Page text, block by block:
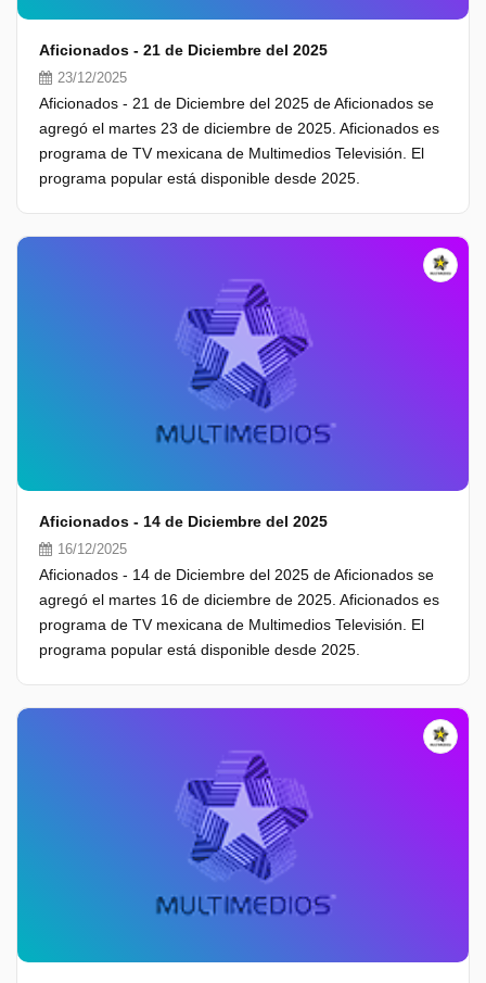
Aficionados - 21 de Diciembre del 2025
23/12/2025
Aficionados - 21 de Diciembre del 2025 de Aficionados se
agregó el martes 23 de diciembre de 2025. Aficionados es
programa de TV mexicana de Multimedios Televisión. El
programa popular está disponible desde 2025.
Aficionados - 14 de Diciembre del 2025
16/12/2025
Aficionados - 14 de Diciembre del 2025 de Aficionados se
agregó el martes 16 de diciembre de 2025. Aficionados es
programa de TV mexicana de Multimedios Televisión. El
programa popular está disponible desde 2025.